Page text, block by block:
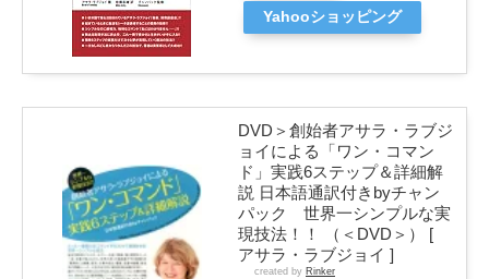
Yahooショッピング
DVD＞創始者アサラ・ラブジ
ョイによる「ワン・コマン
ド」実践6ステップ＆詳細解
説 日本語通訳付きbyチャン
パック 世界一シンプルな実
現技法！！ （＜DVD＞） [
アサラ・ラブジョイ ]
created by Rinker